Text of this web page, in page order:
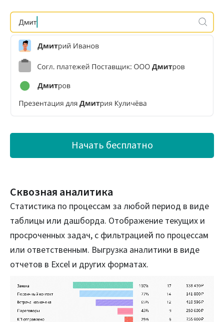
Начать бесплатно
Сквозная аналитика
Статистика по процессам за любой период в виде
таблицы или дашборда. Отображение текущих и
просроченных задач, с фильтрацией по процессам
или ответственным. Выгрузка аналитики в виде
отчетов в Excel и других форматах.